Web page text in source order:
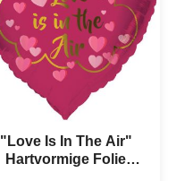
"Love Is In The Air"
Hartvormige Folie